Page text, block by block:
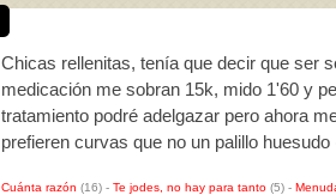
Chicas rellenitas, tenía que decir que ser
medicación me sobran 15k, mido 1'60 y
tratamiento podré adelgazar pero ahora
prefieren curvas que no un palillo
Cuánta razón (16) - Te jodes, no hay para tanto (5) -